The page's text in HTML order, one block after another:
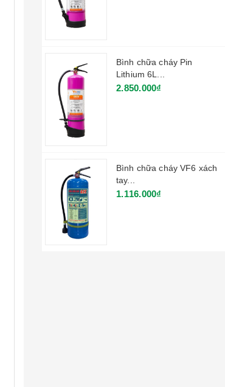
Bình chữa cháy Pin
Lithium 6L...
2.850.000₫
Bình chữa cháy VF6 xách
tay...
1.116.000₫